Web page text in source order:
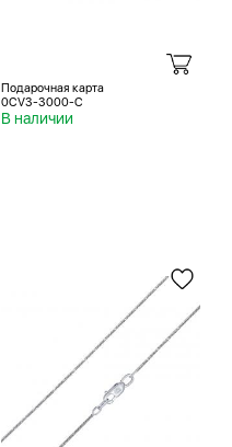
Подарочная карта
0CV3-3000-C
В наличии